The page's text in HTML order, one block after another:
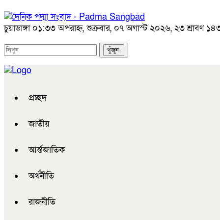
চুয়াডাঙ্গা ০১:৩৩ অপরাহ্ন, শুক্রবার, ০৭ অগাস্ট ২০২৬, ২৩ শ্রাবণ
প্রচ্ছদ
জাতীয়
আর্ন্তজাতিক
অর্থনীতি
রাজনীতি